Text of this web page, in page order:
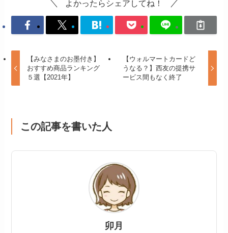
よかったらシェアしてね！
【みなさまのお墨付き】
おすすめ商品ランキング
５選【2021年】
【ウォルマートカードど
うなる？】西友の提携サ
ービス間もなく終了
この記事を書いた人
卯月